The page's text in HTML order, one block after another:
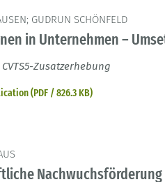
GUDRUN SCHÖNFELD
in Unternehmen –
Zusatzerhebung
(PDF / 826.3 KB)